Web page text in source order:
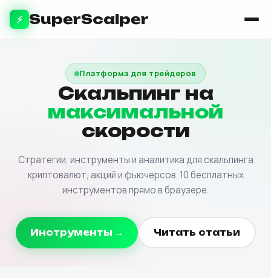
⚡ SuperScalper
Платформа для трейдеров
Скальпинг на
максимальной
скорости
Стратегии, инструменты и аналитика для скальпинга
криптовалют, акций и фьючерсов. 10 бесплатных
инструментов прямо в браузере.
Инструменты → Читать статьи